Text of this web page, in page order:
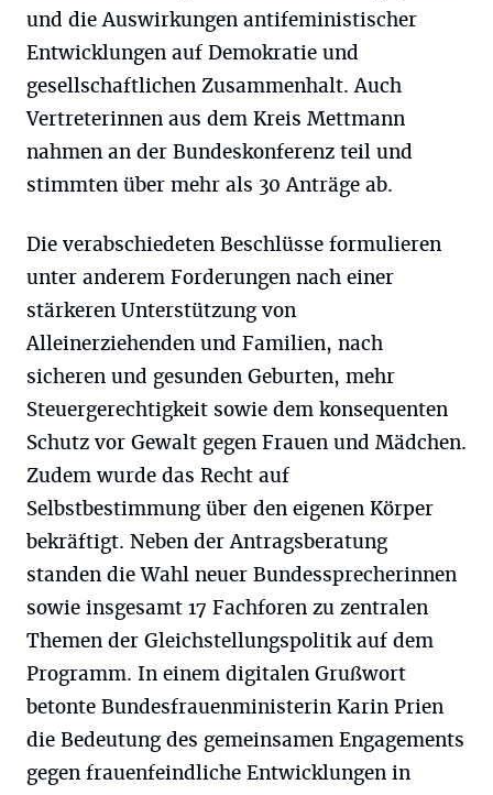
und die Auswirkungen antifeministischer
Entwicklungen auf Demokratie und
gesellschaftlichen Zusammenhalt. Auch
Vertreterinnen aus dem Kreis Mettmann
nahmen an der Bundeskonferenz teil und
stimmten über mehr als 30 Anträge ab.
Die verabschiedeten Beschlüsse formulieren
unter anderem Forderungen nach einer
stärkeren Unterstützung von
Alleinerziehenden und Familien, nach
sicheren und gesunden Geburten, mehr
Steuergerechtigkeit sowie dem konsequenten
Schutz vor Gewalt gegen Frauen und Mädchen.
Zudem wurde das Recht auf
Selbstbestimmung über den eigenen Körper
bekräftigt. Neben der Antragsberatung
standen die Wahl neuer Bundessprecherinnen
sowie insgesamt 17 Fachforen zu zentralen
Themen der Gleichstellungspolitik auf dem
Programm. In einem digitalen Grußwort
betonte Bundesfrauenministerin Karin Prien
die Bedeutung des gemeinsamen Engagements
gegen frauenfeindliche Entwicklungen in